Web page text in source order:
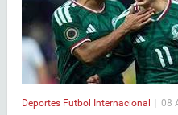
Deportes Futbol Internacional 08